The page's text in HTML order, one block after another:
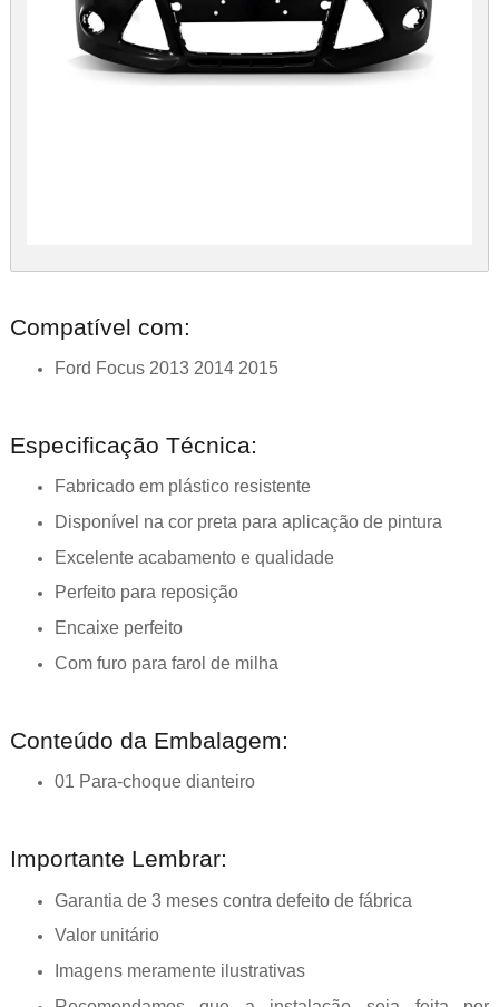
Compatível com:
Ford Focus 2013 2014 2015
Especificação Técnica:
Fabricado em plástico resistente
Disponível na cor preta para aplicação de pintura
Excelente acabamento e qualidade
Perfeito para reposição
Encaixe perfeito
Com furo para farol de milha
Conteúdo da Embalagem:
01 Para-choque dianteiro
Importante Lembrar:
Garantia de 3 meses contra defeito de fábrica
Valor unitário
Imagens meramente ilustrativas